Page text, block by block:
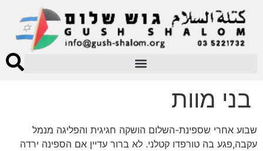
בני מוות
שבוע אחרי שספינת-השלום הושקה חגיגית והפליגה מנמל
עקבה,פגע בה טורפדו קטלני. לא ברור עדיין אם הספינה ירדה